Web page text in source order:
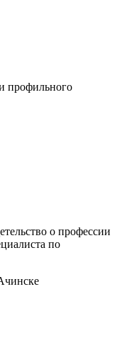
профильного
о профессии
по